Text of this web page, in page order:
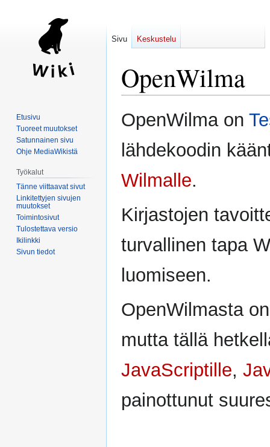
OpenWilma
Siirry
navigaatioon
Siirry
hakuun
OpenWilma on
lähdekoodin
Wilmalle.
Kirjastojen
turvallinen tapa
luomiseen.
OpenWilmasta
mutta tällä
JavaScriptille,
painottunut
Sivu Keskustelu
Etusivu
Tuoreet muutokset
Satunnainen sivu
Ohje MediaWikistä
Työkalut
Tänne viittaavat sivut
Linkitettyjen sivujen
muutokset
Toimintosivut
Tulostettava versio
Ikilinkki
Sivun tiedot